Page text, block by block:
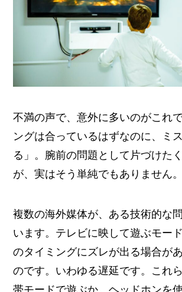
不満の声で、意外に多いのがこれ
ングは合っているはずなのに、ミ
る」。腕前の問題として片づけた
が、実はそう単純でもありません。
複数の海外媒体が、ある技術的な
います。テレビに映して遊ぶモー
のタイミングにズレが出る場合が
のです。いわゆる遅延です。これ
帯モードで遊ぶか、ヘッドホンを